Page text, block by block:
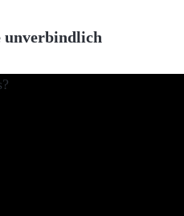
unverbindlich